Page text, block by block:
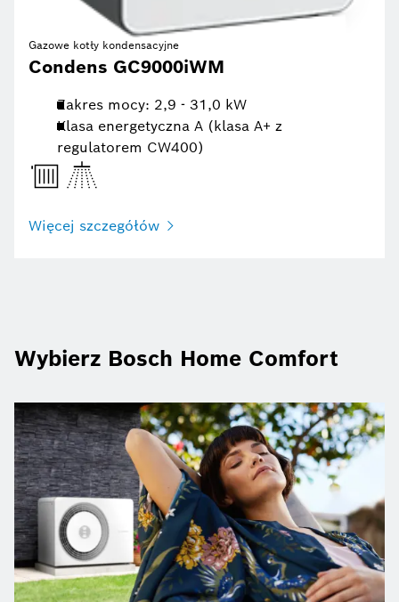
Gazowe kotły kondensacyjne
Condens GC9000iWM
Zakres mocy: 2,9 - 31,0 kW
Klasa energetyczna A (klasa A+ z
regulatorem CW400)
Więcej szczegółów
Wybierz Bosch Home Comfort